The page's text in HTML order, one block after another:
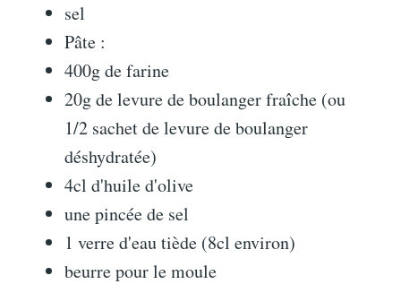
sel
Pâte :
400g de farine
20g de levure de boulanger fraîche (ou
1/2 sachet de levure de boulanger
déshydratée)
4cl d'huile d'olive
une pincée de sel
1 verre d'eau tiède (8cl environ)
beurre pour le moule